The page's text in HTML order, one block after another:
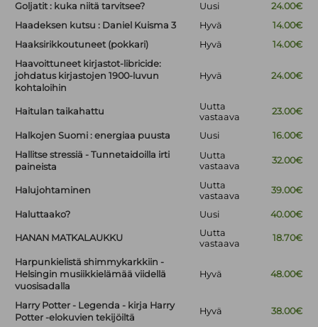
Goljatit : kuka niitä tarvitsee?
Uusi
24.00€
Haadeksen kutsu : Daniel Kuisma 3
Hyvä
14.00€
Haaksirikkoutuneet (pokkari)
Hyvä
14.00€
Haavoittuneet kirjastot-libricide:
johdatus kirjastojen 1900-luvun
kohtaloihin
Hyvä 24.00€
Haitulan taikahattu
Uutta
vastaava
23.00€
Halkojen Suomi : energiaa puusta Uusi
16.00€
Hallitse stressiä - Tunnetaidoilla irti
paineista
Uutta
vastaava
32.00€
Halujohtaminen
Uutta
vastaava
39.00€
Haluttaako? Uusi 40.00€
HANAN MATKALAUKKU
Uutta
vastaava
18.70€
Harpunkielistä shimmykarkkiin -
Helsingin musiikkielämää viidellä
vuosisadalla
Hyvä 48.00€
Harry Potter - Legenda - kirja Harry
Potter -elokuvien tekijöiltä
Hyvä 38.00€